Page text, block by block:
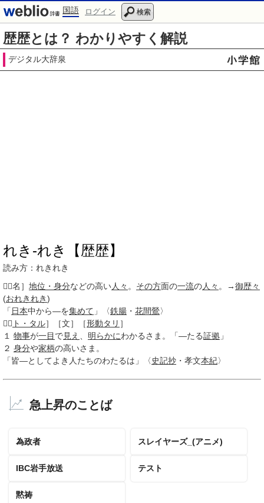
国語 ログイン 検索
歴歴とは？ わかりやすく解説
デジタル大辞泉
れき‐れき【歴歴】
読み方：れきれき
［名］ 地位・身分などの高い人々 。 その方面の一流の人々 。→御歴々
(おれきれき)
「 日本中から―を集めて 」〈鉄腸 ・ 花間鶯〉
［ ト・タル］ ［文］ ［形動タリ ］
１
物事が一目 で見え 明らかにわかるさま。「―たる証拠 」
２ 身分や家柄の高いさま。
「皆―としてよき人たちのわたるは」〈 史記抄 ・孝文本紀〉
急上昇のことば
為政者 スレイヤーズ_(アニメ)
IBC岩手放送 テスト
黙祷